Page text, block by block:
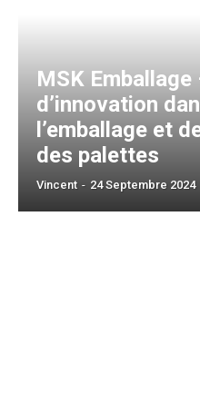
MSK Emballage
d’innovation
l’emballage et
des palettes
Vincent - 24 Septembre 2024